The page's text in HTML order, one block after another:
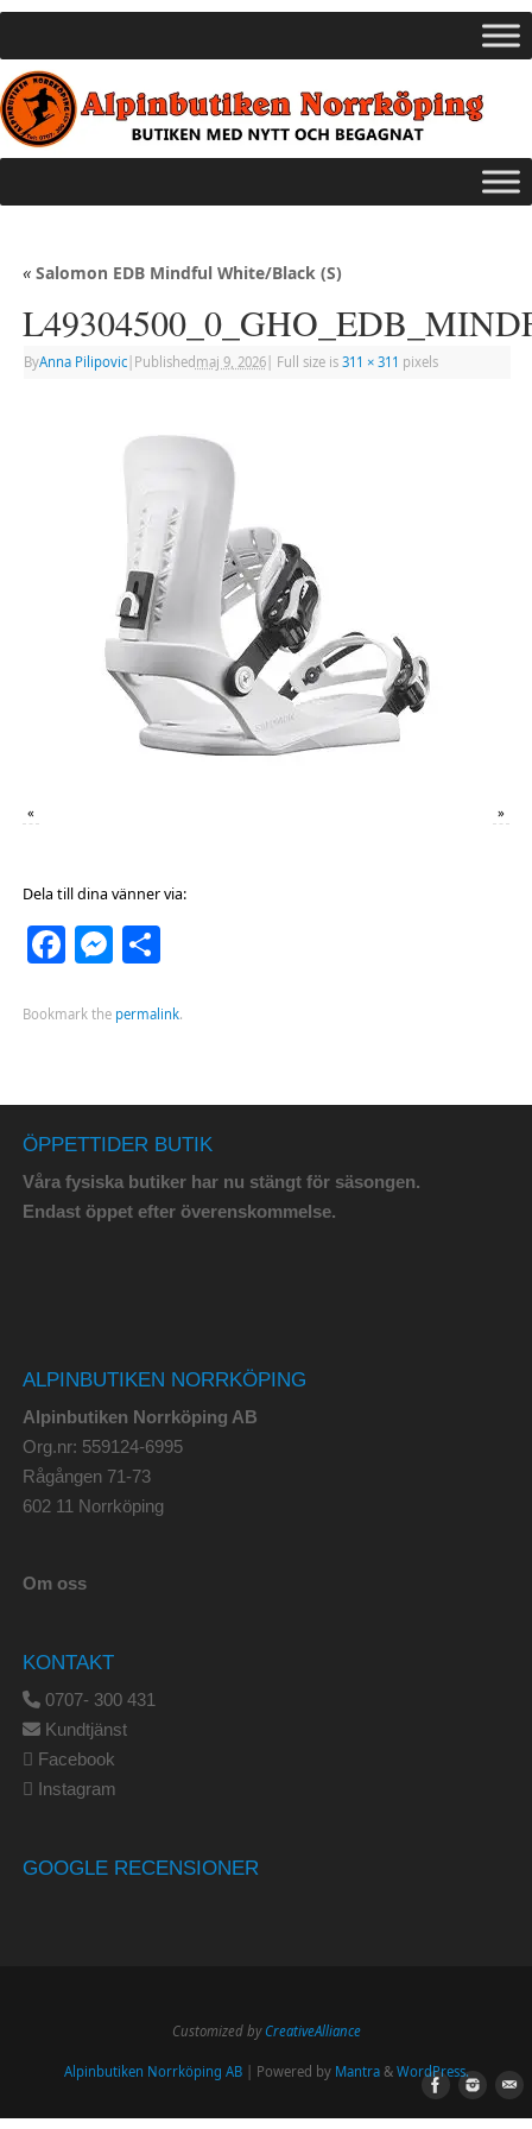
«Salomon EDB Mindful White/Black (S)
ByAnna Pilipovic| Published maj 9, 2026| Full size is 311 × 311 pixels
« »
Dela till dina vänner via:
Facebook
Messenger
Dela
Bookmark the permalink.
ÖPPETTIDER BUTIK
Våra fysiska butiker har nu stängt för säsongen.
Endast öppet efter överenskommelse.
ALPINBUTIKEN NORRKÖPING
Alpinbutiken Norrköping AB
Org.nr: 559124-6995
Rågången 71-73
602 11 Norrköping
Om oss
KONTAKT
0707- 300 431
Kundtjänst
Facebook
Instagram
GOOGLE RECENSIONER
Customized byCreativeAlliance
Alpinbutiken Norrköping AB| Powered by Mantra& WordPress.